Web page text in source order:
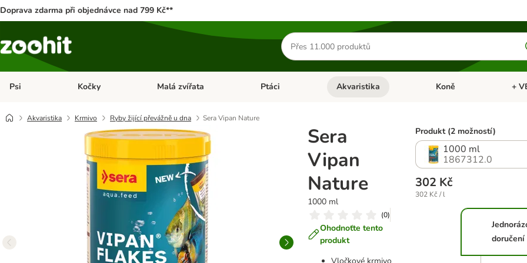
Doprava zdarma při objednávce nad 799 Kč**
Hledat
produkty
Psi Otevřít menu: Psi
Kočky Otevřít menu: Kočky
Malá zvířata Otevřít menu: Malá zvířata
Ptáci Otevřít menu: Ptáci
Akvaristika Otevřít menu: Akvaristika
Koně +
Akvaristika Krmivo Ryby žijící převážně u dna Sera Vipan Nature
Sera
Vipan
Nature
1000 ml
(0)
Ohodnoťte tento
produkt
Produkt (2 možností)
1000 ml
1867312.0
302 Kč
302 Kč / l
doručení